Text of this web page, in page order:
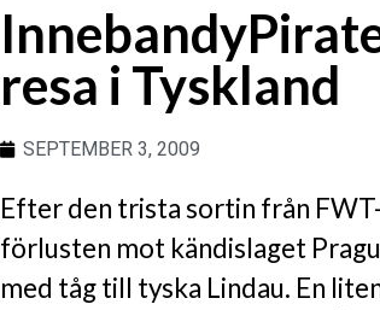
resa i Tyskland
SEPTEMBER 3, 2009
Efter den trista sortin från
förlusten mot kändislaget
med tåg till tyska Lindau. En